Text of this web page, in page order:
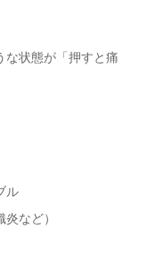
な状態が「押すと痛
ル
など）